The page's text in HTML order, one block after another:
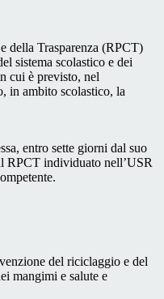
della Trasparenza (RPCT)
sistema scolastico e dei
cui è previsto, nel
in ambito scolastico, la
entro sette giorni dal suo
RPCT individuato nell’USR
del riciclaggio e del
mangimi e salute e